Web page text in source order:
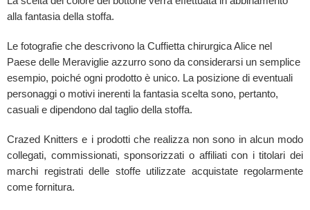
alla fantasia della stoffa.
Le fotografie che descrivono la Cuffietta chirurgica Alice nel
Paese delle Meraviglie azzurro sono da considerarsi un semplice
esempio, poiché ogni prodotto è unico. La posizione di eventuali
personaggi o motivi inerenti la fantasia scelta sono, pertanto,
casuali e dipendono dal taglio della stoffa.
Crazed Knitters e i prodotti che realizza non sono in alcun modo
collegati, commissionati, sponsorizzati o affiliati con i titolari dei
marchi registrati delle stoffe utilizzate acquistate regolarmente
come fornitura.